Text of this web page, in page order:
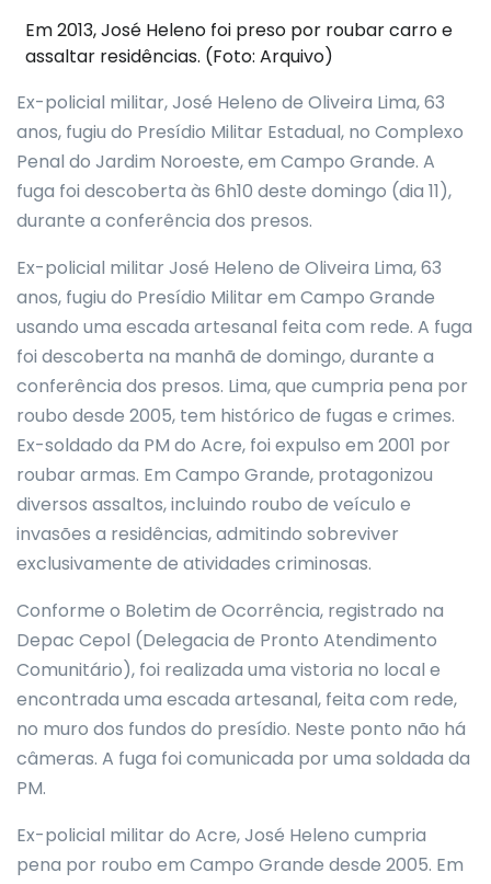
Em 2013, José Heleno foi preso por roubar carro e
assaltar residências. (Foto: Arquivo)
Ex-policial militar, José Heleno de Oliveira Lima, 63
anos, fugiu do Presídio Militar Estadual, no Complexo
Penal do Jardim Noroeste, em Campo Grande. A
fuga foi descoberta às 6h10 deste domingo (dia 11),
durante a conferência dos presos.
Ex-policial militar José Heleno de Oliveira Lima, 63
anos, fugiu do Presídio Militar em Campo Grande
usando uma escada artesanal feita com rede. A fuga
foi descoberta na manhã de domingo, durante a
conferência dos presos. Lima, que cumpria pena por
roubo desde 2005, tem histórico de fugas e crimes.
Ex-soldado da PM do Acre, foi expulso em 2001 por
roubar armas. Em Campo Grande, protagonizou
diversos assaltos, incluindo roubo de veículo e
invasões a residências, admitindo sobreviver
exclusivamente de atividades criminosas.
Conforme o Boletim de Ocorrência, registrado na
Depac Cepol (Delegacia de Pronto Atendimento
Comunitário), foi realizada uma vistoria no local e
encontrada uma escada artesanal, feita com rede,
no muro dos fundos do presídio. Neste ponto não há
câmeras. A fuga foi comunicada por uma soldada da
PM.
Ex-policial militar do Acre, José Heleno cumpria
pena por roubo em Campo Grande desde 2005. Em